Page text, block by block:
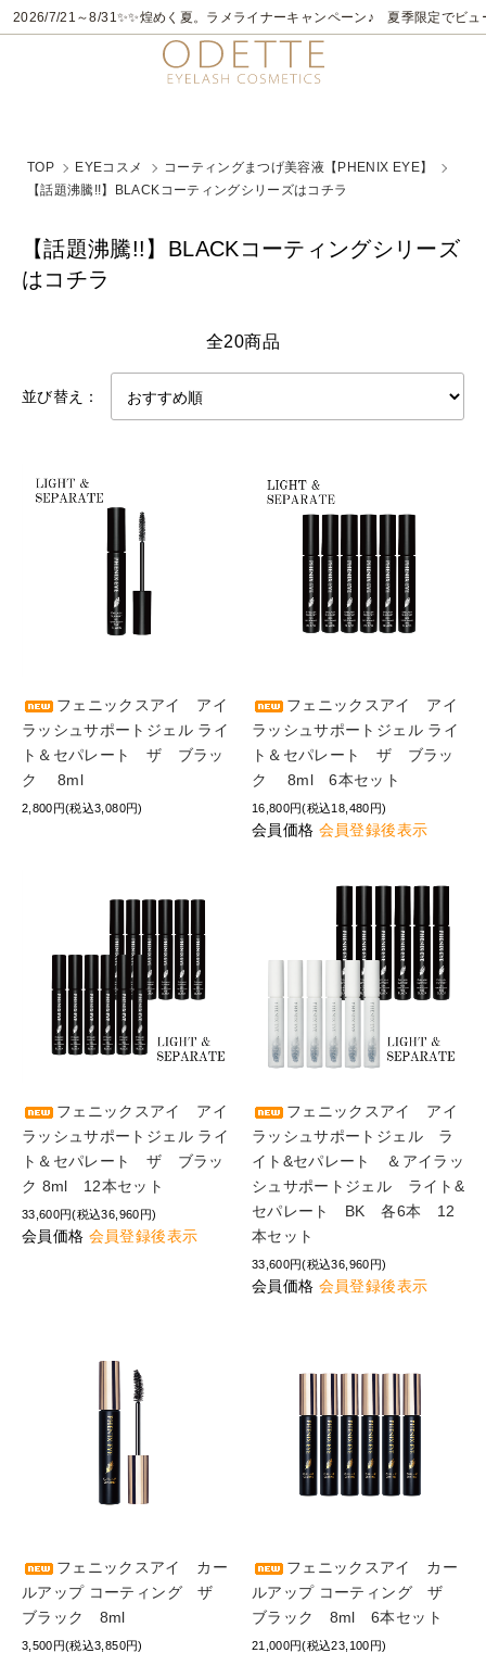
7/21～8/31✨✨煌めく夏。ラメライナーキャンペーン♪ 夏季限定でビューテ
TOP EYEコスメ
コーティングまつげ美容液【PHENIX EYE】
【話題沸騰!!】BLACKコーティングシリーズはコチラ
【話題沸騰!!】BLACKコーティングシリーズ
はコチラ
全20商品
並び替え：
フェニックスアイ アイ
ラッシュサポートジェル ライ
ト＆セパレート ザ ブラッ
ク 8ml
2,800円(税込3,080円)
フェニックスアイ アイ
ラッシュサポートジェル ライ
ト＆セパレート ザ ブラッ
ク 8ml 6本セット
16,800円(税込18,480円)
会員価格 会員登録後表示
フェニックスアイ アイ
ラッシュサポートジェル ライ
ト＆セパレート ザ ブラッ
ク 8ml 12本セット
33,600円(税込36,960円)
会員価格 会員登録後表示
フェニックスアイ アイ
ラッシュサポートジェル ラ
イト&セパレート ＆アイラッ
シュサポートジェル ライト&
セパレート BK 各6本 12
本セット
33,600円(税込36,960円)
会員価格 会員登録後表示
フェニックスアイ カー
ルアップ コーティング ザ
ブラック 8ml
3,500円(税込3,850円)
フェニックスアイ カー
ルアップ コーティング ザ
ブラック 8ml 6本セット
21,000円(税込23,100円)